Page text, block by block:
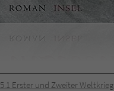
5.1 Erster und Zweiter Weltkrieg